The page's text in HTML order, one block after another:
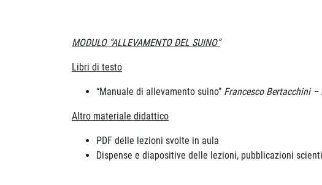
MODULO “ALLEVAMENTO DEL SUINO”
Libri di testo
“Manuale di allevamento suino” Francesco Bertacchini –
Altro materiale didattico
PDF delle lezioni svolte in aula
Dispense e diapositive delle lezioni, pubblicazioni